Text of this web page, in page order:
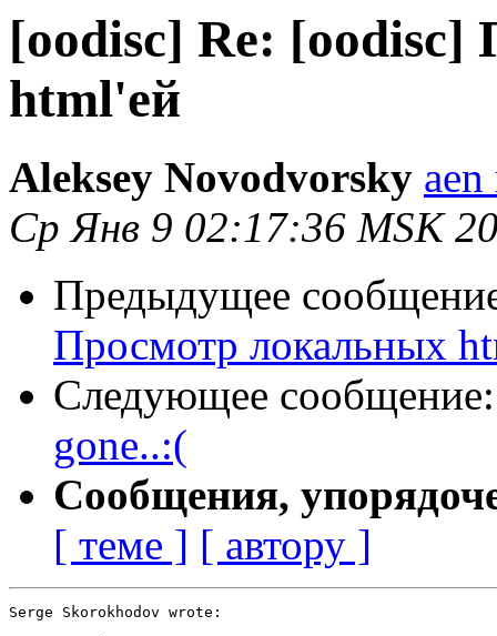
[oodisc] Re:
html'ей
Aleksey Novodvorsky
Ср Янв 9 02:17:36 MSK
Предыдущее
Просмотр локальных
Следующее
gone..:(
Сообщения,
[ теме ] [ автору ]
Serge Skorokhodov wrote: